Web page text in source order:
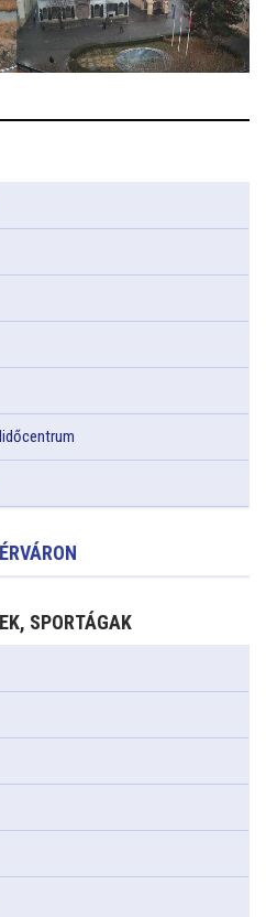
SPORTÁGAK